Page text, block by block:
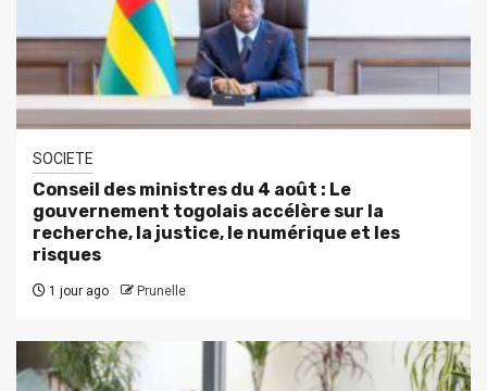
SOCIETE
Conseil des ministres du 4 août : Le
gouvernement togolais accélère sur la
recherche, la justice, le numérique et les
risques
1 jour ago Prunelle